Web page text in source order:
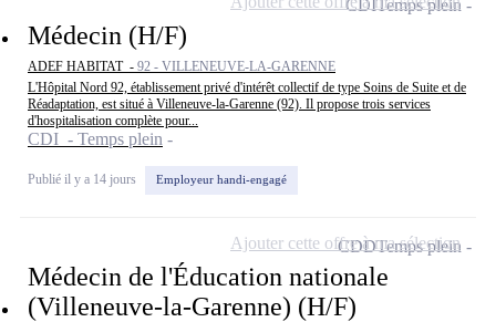
Médecin (H/F)
ADEF HABITAT - 92 - VILLENEUVE-LA-GARENNE
L'Hôpital Nord 92, établissement privé d'intérêt collectif de type Soins de Suite et de
Réadaptation, est situé à Villeneuve-la-Garenne (92). Il propose trois services
d'hospitalisation complète pour...
CDI - Temps plein
Publié il y a 14 jours Employeur handi-engagé
CDITemps plein
Médecin de l'Éducation nationale
(Villeneuve-la-Garenne) (H/F)
CDDTemps plein
Ajouter cette offre à ma sélection